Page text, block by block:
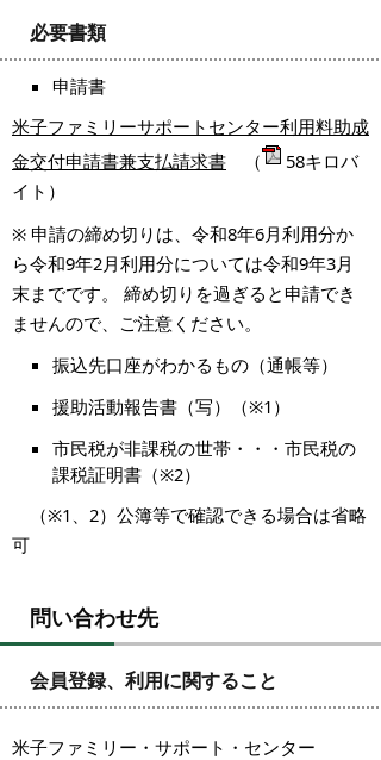
必要書類
申請書
米子ファミリーサポートセンター利用料助成
金交付申請書兼支払請求書 （
58キロバ
イト）
※ 申請の締め切りは、令和8年6月利用分か
ら令和9年2月利用分については令和9年3月
末までです。 締め切りを過ぎると申請でき
ませんので、ご注意ください。
振込先口座がわかるもの（通帳等）
援助活動報告書（写）（※1）
市民税が非課税の世帯・・・市民税の
課税証明書（※2）
（※1、2）公簿等で確認できる場合は省略
可
問い合わせ先
会員登録、利用に関すること
米子ファミリー・サポート・センター